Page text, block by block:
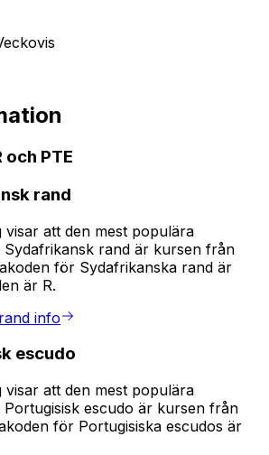
och PTE
rand
visar att den mest populära
rand är kursen från
för Sydafrikanska rand är
är R.
info
escudo
visar att den mest populära
escudo är kursen från
för Portugisiska escudos är